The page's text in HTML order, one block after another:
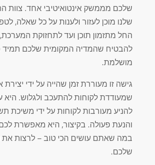
שלכם מממשק אינטואיטיבי אחד. צוות
שלנו מוכן לעזור ולענות על כל שאלה,
החל מתזמון תוכן ועד לתחזוקת
להבטיח שהמדיה המקומית שלכם תמיד
מושלמת.
גישה זו מעוררת זמן שהייה על ידי יצירת
שמעודדת לקוחות להתעכב ולגלוש. היא
להניע מעורבות לקוחות על ידי משיכת
והנעת פעולה. בקיצור, היא מאפשרת
במה שאתם עושים הכי טוב – לרצות את
שלכם.